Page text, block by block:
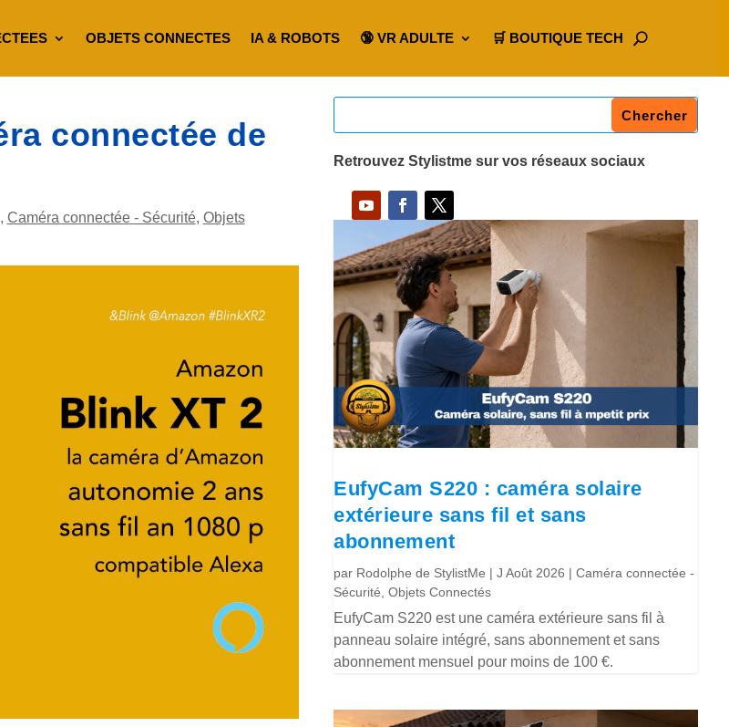
OBJETS CONNECTES IA & ROBOTS 🔞 VR ADULTE 🛒 BOUTIQUE TECH
connectée de
, Caméra connectée - Sécurité, Objets
Retrouvez Stylistme sur vos réseaux sociaux
EufyCam S220 : caméra solaire
extérieure sans fil et sans
abonnement
par Rodolphe de StylistMe |J Août 2026 |Caméra connectée -
Sécurité ,Objets Connectés
EufyCam S220 est une caméra extérieure sans fil à
panneau solaire intégré, sans abonnement et sans
abonnement mensuel pour moins de 100 €.